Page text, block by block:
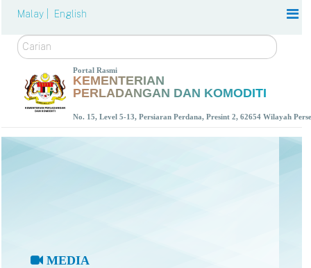
Malay | English
Carian
Portal Rasmi
KEMENTERIAN
PERLADANGAN DAN KOMODITI
No. 15, Level 5-13, Persiaran Perdana, Presint 2, 62654 Wilayah
MEDIA